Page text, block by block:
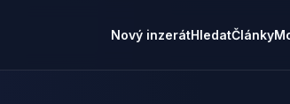
Nový inzerátHledatČlánky